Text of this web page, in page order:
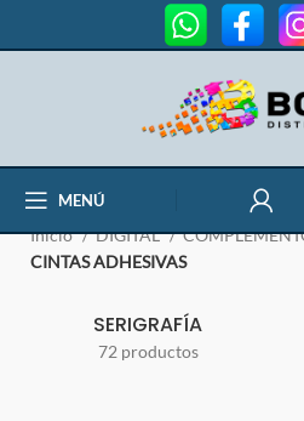
MENÚ
CINTAS ADHESIVAS
Inicio DIGITAL
CINTAS ADHESIVAS
SERIGRAFÍA
72 productos